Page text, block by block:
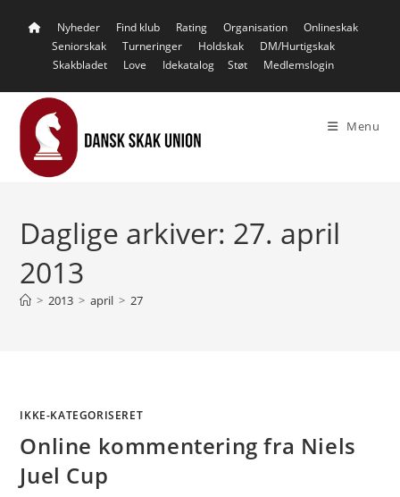
Nyheder Find klub Rating Organisation
Onlineskak
Seniorskak
Turneringer Holdskak
DM/Hurtigskak
Skakbladet
Love Idekatalog Støt Medlemslogin
Menu
Daglige arkiver: 27. april
2013
> 2013 > april > 27
IKKE-KATEGORISERET
Online kommentering fra Niels
Juel Cup